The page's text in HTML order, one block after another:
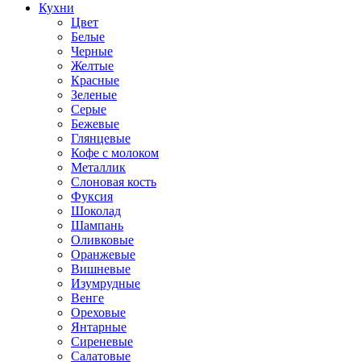
Кухни
Цвет
Белые
Черные
Желтые
Красные
Зеленые
Серые
Бежевые
Глянцевые
Кофе с молоком
Металлик
Слоновая кость
Фуксия
Шоколад
Шампань
Оливковые
Оранжевые
Вишневые
Изумрудные
Венге
Ореховые
Янтарные
Сиреневые
Салатовые